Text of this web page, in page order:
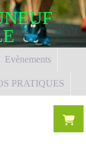
Evènements
PRATIQUES